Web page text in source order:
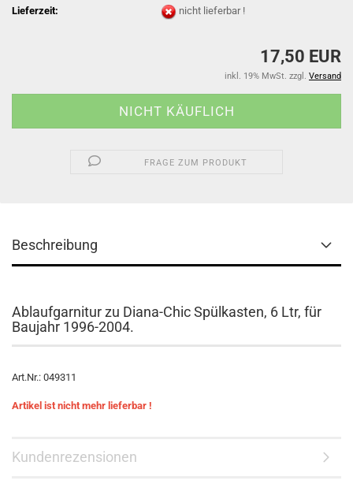
Lieferzeit:
nicht lieferbar !
17,50 EUR
inkl. 19% MwSt. zzgl. Versand
FRAGE ZUM PRODUKT
Beschreibung
Ablaufgarnitur zu Diana-Chic Spülkasten, 6 Ltr, für
Baujahr 1996-2004.
Art.Nr.: 049311
Artikel ist nicht mehr lieferbar !
Kundenrezensionen